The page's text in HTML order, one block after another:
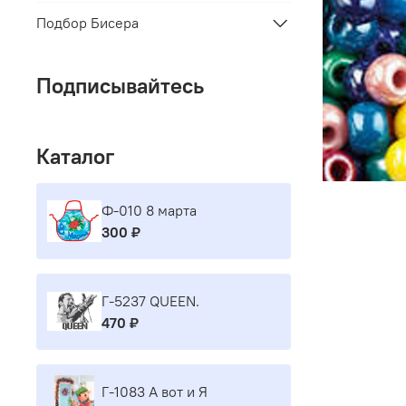
Подбор Бисера
Подписывайтесь
Каталог
Ф-010 8 марта
300 ₽
Г-5237 QUEEN.
470 ₽
Г-1083 А вот и Я